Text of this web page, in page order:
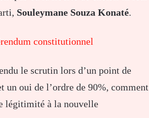
Souleymane Souza Konaté.
constitutionnel
le scrutin lors d’un point de
un oui de l’ordre de 90%, comment
légitimité à la nouvelle